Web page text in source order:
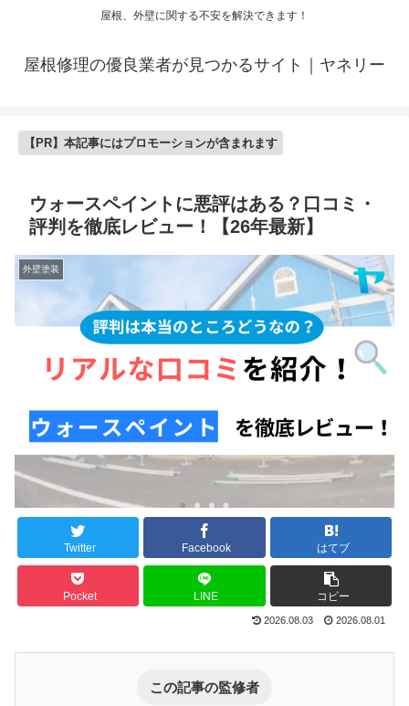
屋根、外壁に関する不安を解決できます！
屋根修理の優良業者が見つかるサイト｜ヤネリー
【PR】本記事にはプロモーションが含まれます
ウォースペイントに悪評はある？口コミ・
評判を徹底レビュー！【26年最新】
外壁塗装
Twitter Facebook はてブ
Pocket LINE コピー
2026.08.03 2026.08.01
この記事の監修者